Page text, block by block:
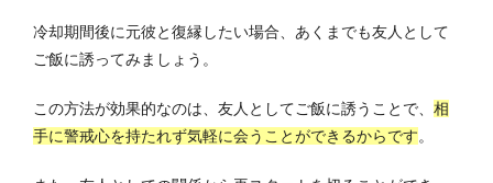
冷却期間後に元彼と復縁したい場合、あくまでも友人として
ご飯に誘ってみましょう。
この方法が効果的なのは、友人としてご飯に誘うことで、 相
手に警戒心を持たれず気軽に会うことができるからです。